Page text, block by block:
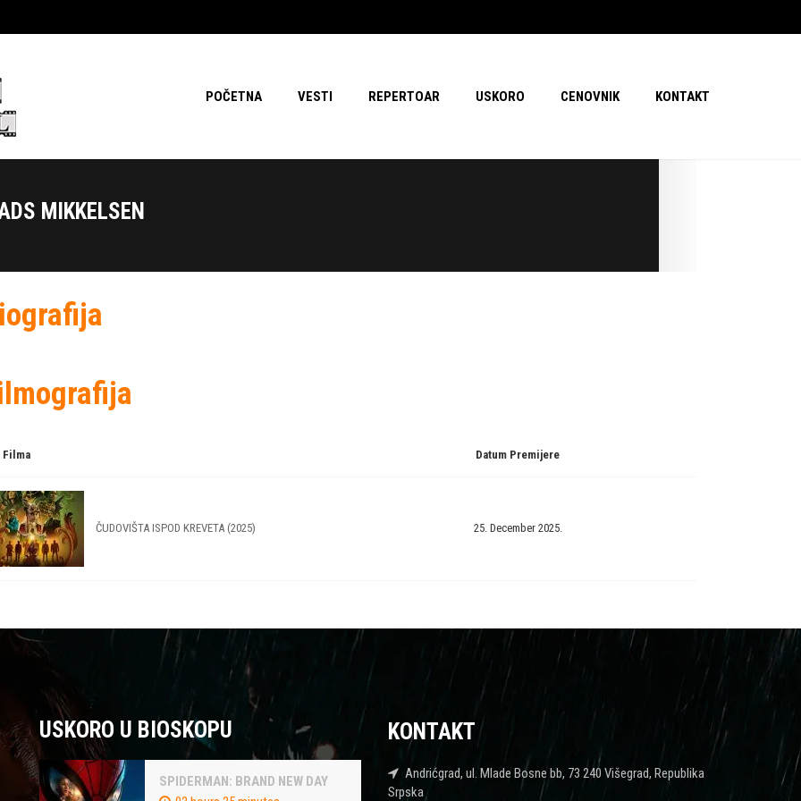
POČETNA VESTI REPERTOAR USKORO CENOVNIK KONTAKT
MIKKELSEN
Filma Datum Premijere
ČUDOVIŠTA ISPOD KREVETA (2025) 25. December 2025.
USKORO U BIOSKOPU
SPIDERMAN: BRAND NEW DAY
KONTAKT
Andrićgrad, ul. Mlade Bosne bb, 73 240 Višegrad, Republika
Srpska